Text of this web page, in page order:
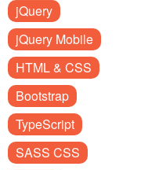
jQuery
jQuery Mobile
HTML & CSS
Bootstrap
TypeScript
SASS CSS